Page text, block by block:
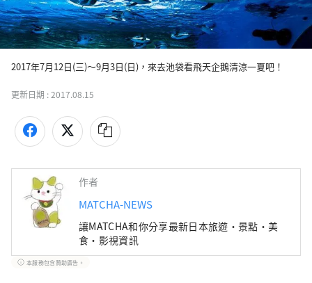
2017年7月12日(三)～9月3日(日)，來去池袋看飛天企鵝清涼一夏吧！
更新日期 :2017.08.15
作者
MATCHA-NEWS
讓MATCHA和你分享最新日本旅遊・景點・美
食・影視資訊
本服務包含贊助廣告。